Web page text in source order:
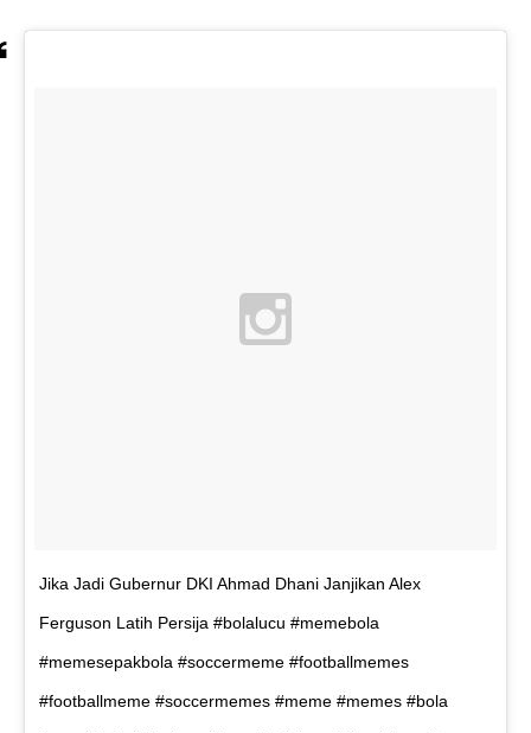
Jika Jadi Gubernur DKI Ahmad Dhani Janjikan Alex
Ferguson Latih Persija #bolalucu #memebola
#memesepakbola #soccermeme #footballmemes
#footballmeme #soccermemes #meme #memes #bola